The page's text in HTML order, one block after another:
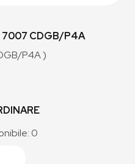
7007 CDGB/P4A
P4A )
0